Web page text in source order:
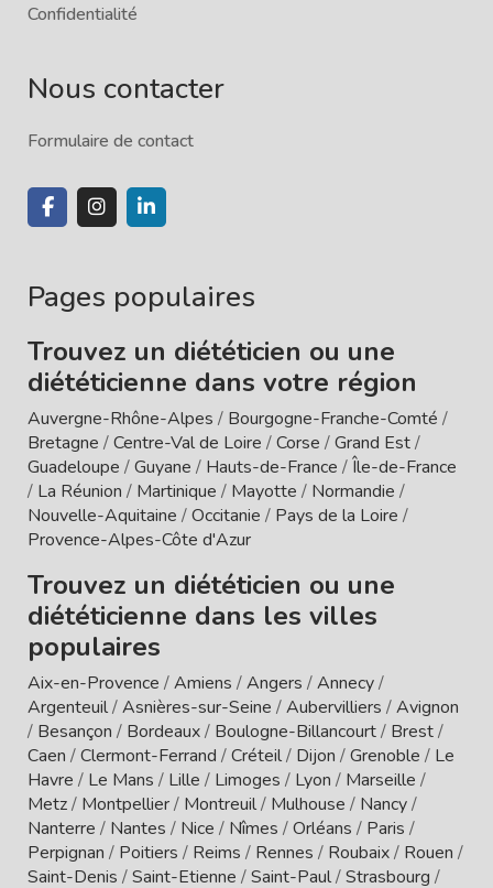
Confidentialité
Nous contacter
Formulaire de contact
Pages populaires
Trouvez un diététicien ou une
diététicienne dans votre région
Auvergne-Rhône-Alpes / Bourgogne-Franche-Comté /
Bretagne /Centre-Val de Loire /Corse /Grand Est/
Guadeloupe /Guyane / Hauts-de-France /Île-de-France
/ La Réunion / Martinique / Mayotte / Normandie /
Nouvelle-Aquitaine /Occitanie / Pays de la Loire /
Provence-Alpes-Côte d'Azur
Trouvez un diététicien ou une
diététicienne dans les villes
populaires
Aix-en-Provence /Amiens /Angers /Annecy/
Argenteuil/Asnières-sur-Seine /Aubervilliers /Avignon
/ Besançon / Bordeaux/ Boulogne-Billancourt/ Brest/
Caen /Clermont-Ferrand /Créteil/ Dijon /Grenoble / Le
Havre / Le Mans / Lille / Limoges / Lyon / Marseille /
Metz/ Montpellier/ Montreuil/ Mulhouse / Nancy/
Nanterre / Nantes / Nice / Nîmes /Orléans / Paris /
Perpignan / Poitiers / Reims / Rennes / Roubaix/ Rouen /
Saint-Denis /Saint-Etienne /Saint-Paul/Strasbourg /